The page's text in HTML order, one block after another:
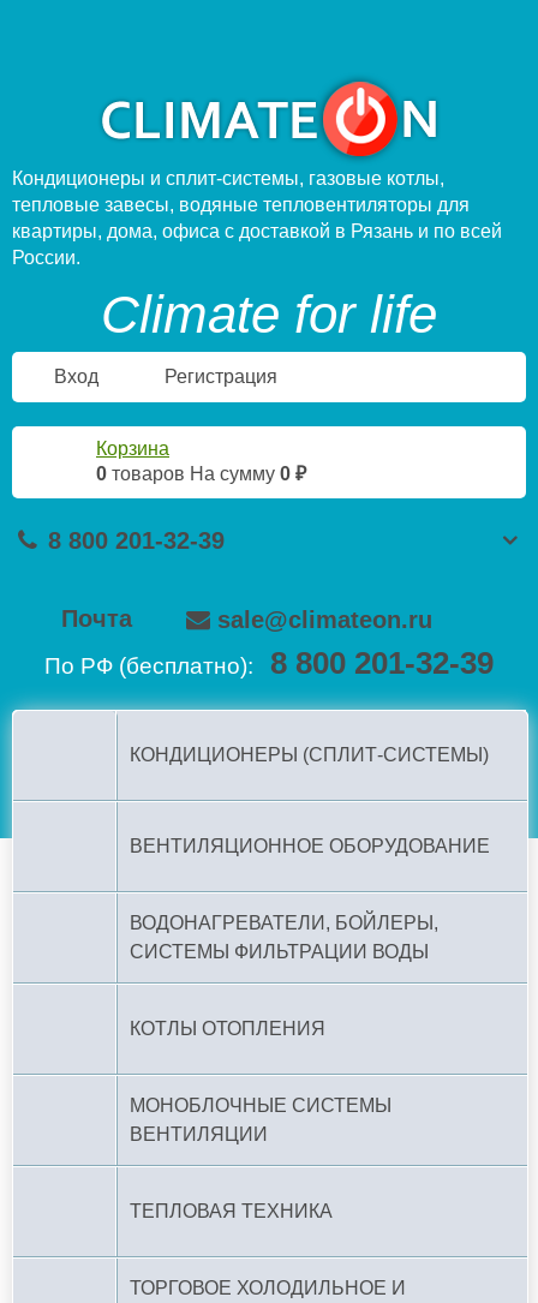
Кондиционеры и сплит-системы, газовые котлы,
тепловые завесы, водяные тепловентиляторы для
квартиры, дома, офиса с доставкой в Рязань и по всей
России.
Climate for life
Вход Регистрация
Корзина
0 товаров На сумму 0 ₽
8 800 201-32-39
Почта sale@climateon.ru
По РФ (бесплатно): 8 800 201-32-39
КОНДИЦИОНЕРЫ (СПЛИТ-СИСТЕМЫ)
ВЕНТИЛЯЦИОННОЕ ОБОРУДОВАНИЕ
ВОДОНАГРЕВАТЕЛИ, БОЙЛЕРЫ,
СИСТЕМЫ ФИЛЬТРАЦИИ ВОДЫ
КОТЛЫ ОТОПЛЕНИЯ
МОНОБЛОЧНЫЕ СИСТЕМЫ
ВЕНТИЛЯЦИИ
ТЕПЛОВАЯ ТЕХНИКА
ТОРГОВОЕ ХОЛОДИЛЬНОЕ И